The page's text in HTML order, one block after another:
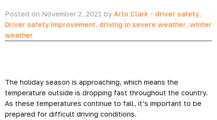
Posted on November 2, 2021 by Arlo Clark - driver safety,
Driver safety improvement, driving in severe weather, winter
weather
The holiday season is approaching, which means the
temperature outside is dropping fast throughout the country.
As these temperatures continue to fall, it’s important to be
prepared for difficult driving conditions.